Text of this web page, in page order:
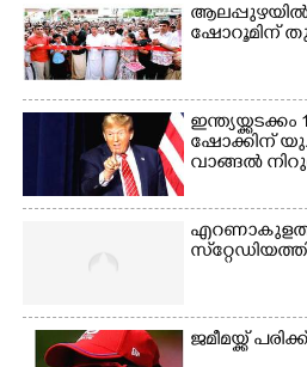
ഷോറൂമിന്
ഷോക്കിന്
വാങ്ങൽ
എറണാകുളത്ത്
ജമീമയ്ക്ക്